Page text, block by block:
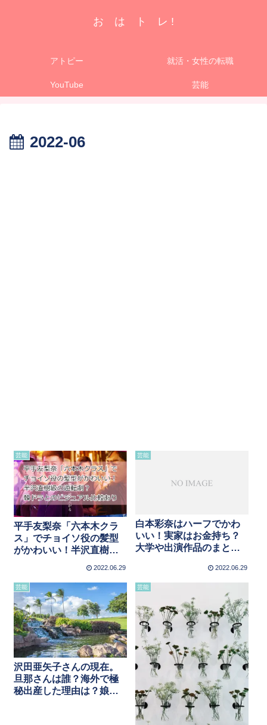
お は ト レ !
アトピー 就活・女性の転職
YouTube 芸能
2022-06
芸能
平手友梨奈「六本木クラ
ス」でチョイソ役の髪型
がかわいい！半沢直樹級
ジュアル比較あり
2022.06.29
芸能
白本彩奈はハーフでかわ
いい！実家はお金持ち？
大学や出演作品のまとめ
2022.06.29
芸能
沢田亜矢子さんの現在。
旦那さんは誰？海外で極
秘出産した理由は？娘は
芸能